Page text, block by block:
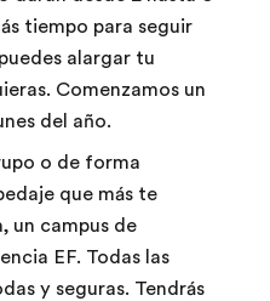
tiempo para seguir
alargar tu
Comenzamos un
del año.
o de forma
que más te
un campus de
EF. Todas las
y seguras. Tendrás